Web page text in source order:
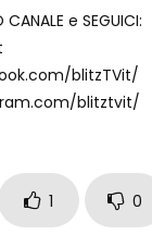
e lusso fake:
il momento
CANALE e SEGUICI:
blitzTVit/
blitztvit/
1 0